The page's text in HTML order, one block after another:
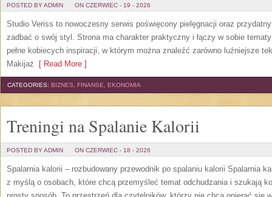
POSTED BY ADMIN ON CZERWIEC - 19 - 2026
Studio Veriss to nowoczesny serwis poświęcony pielęgnacji oraz
zadbać o swój styl. Strona ma charakter praktyczny i łączy w sobie
pełne kobiecych inspiracji, w którym można znaleźć zarówno luźniejsze
Makijaż [ Read More ]
CATEGORIES: BIZNES, FINANSE, EKONOMIA
Treningi na Spalanie Kalorii
POSTED BY ADMIN ON CZERWIEC - 18 - 2026
Spalarnia kalorii – rozbudowany przewodnik po spalaniu kalorii Spalarnia
z myślą o osobach, które chcą przemyśleć temat odchudzania i szukają